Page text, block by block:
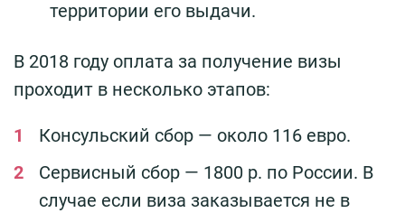
территории его выдачи.
В 2018 году оплата за получение визы
проходит в несколько этапов:
Консульский сбор — около 116 евро.
Сервисный сбор — 1800 р. по России. В
случае если виза заказывается не в